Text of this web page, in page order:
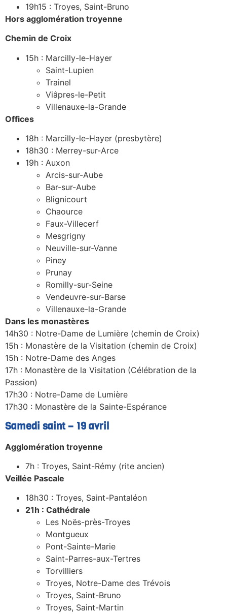
19h15 : Troyes, Saint-Bruno
Hors agglomération troyenne
Chemin de Croix
15h : Marcilly-le-Hayer
Saint-Lupien
Trainel
Viâpres-le-Petit
Villenauxe-la-Grande
Offices
18h : Marcilly-le-Hayer (presbytère)
18h30 : Merrey-sur-Arce
19h : Auxon
Arcis-sur-Aube
Bar-sur-Aube
Blignicourt
Chaource
Faux-Villecerf
Mesgrigny
Neuville-sur-Vanne
Piney
Prunay
Romilly-sur-Seine
Vendeuvre-sur-Barse
Villenauxe-la-Grande
Dans les monastères
14h30 : Notre-Dame de Lumière (chemin de Croix)
15h : Monastère de la Visitation (chemin de Croix)
15h : Notre-Dame des Anges
17h : Monastère de la Visitation (Célébration de la
Passion)
17h30 : Notre-Dame de Lumière
17h30 : Monastère de la Sainte-Espérance
Samedi saint – 19 avril
Agglomération troyenne
7h : Troyes, Saint-Rémy (rite ancien)
Veillée Pascale
18h30 : Troyes, Saint-Pantaléon
21h : Cathédrale
Les Noës-près-Troyes
Montgueux
Pont-Sainte-Marie
Saint-Parres-aux-Tertres
Torvilliers
Troyes, Notre-Dame des Trévois
Troyes, Saint-Bruno
Troyes, Saint-Martin